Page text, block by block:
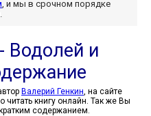
, и мы в срочном порядке
Водолей и
Генкин - Водолей и Весы - автор Валерий Генкин , на сайте
книгу онлайн. Так же Вы
содержанием.